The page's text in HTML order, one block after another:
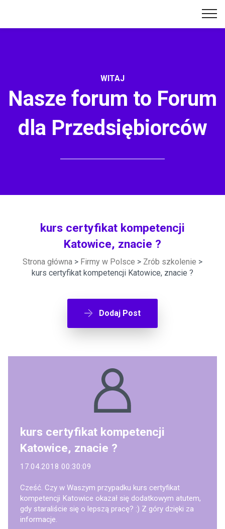
WITAJ
Nasze forum to Forum
dla Przedsiębiorców
kurs certyfikat kompetencji
Katowice, znacie ?
Strona główna > Firmy w Polsce > Zrób szkolenie >
kurs certyfikat kompetencji Katowice, znacie ?
Dodaj Post
kurs certyfikat kompetencji
Katowice, znacie ?
17.04.2018 00:30:09
Cześć. Czy w Waszym przypadku kurs certyfikat
kompetencji Katowice okazał się dodatkowym atutem,
gdy staraliście się o lepszą pracę? :) Z góry dzięki za
informacje.